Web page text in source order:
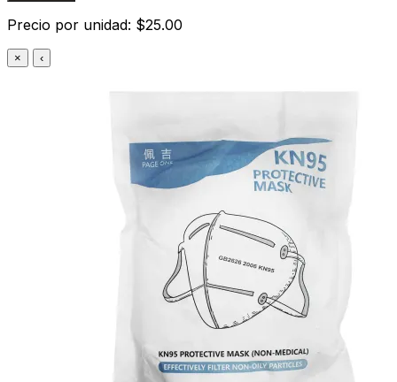
Precio por unidad: $25.00
× ‹